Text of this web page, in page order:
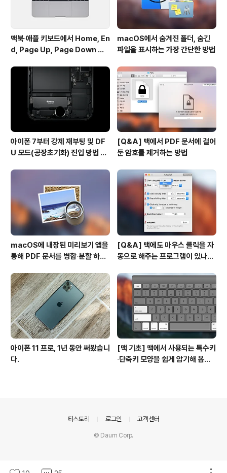
맥북∙애플 키보드에서 Home, En
d, Page Up, Page Down 키
macOS에서 숨겨진 폴더, 숨긴
파일을 표시하는 가장 간단한 방법
아이폰 7부터 강제 재부팅 및 DF
U 모드(공장초기화) 진입 방법 변
[Q&A] 맥에서 PDF 문서에 걸어
둔 암호를 제거하는 방법
macOS에 내장된 미리보기 앱을
통해 PDF 문서를 병합∙분할 하는
[Q&A] 맥에도 마우스 클릭을 자
동으로 해주는 프로그램이 있나
아이폰 11 프로, 1년 동안 써봤습니
다.
[맥 기초] 맥에서 사용되는 특수키
∙단축키 모양을 쉽게 암기해 봅시
티스토리 로그인 고객센터
© Daum Corp.